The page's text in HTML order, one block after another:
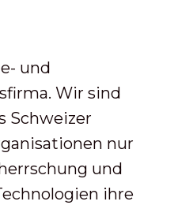
und
Wir sind
Schweizer
nur
und
ihre